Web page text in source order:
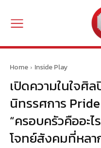
Home Inside Play
เปิดความในใจศิ
นิทรรศการ
“ครอบครัวคืออะ
โจทย์สังคมที่หล